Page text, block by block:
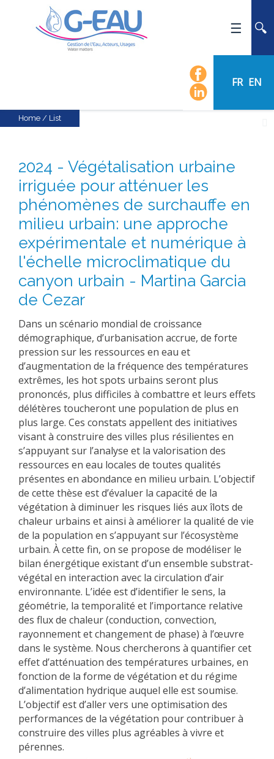
FR EN
NEWS
FLOW CHART
STAFF
TEAMS
RECRUITMENT
RESEARCH
EXPERIMENTAL PLATFORMS
CURRENT PROJECTS
COMPLETED PROJECTS
UMR NETWORKS
REGULAR SEMINARS
TRAINING COURSES
MASTER
ENGINEERING
EDUCATION AND TRAINING
DOCTORAL TRAINING
THESES IN PROGRESS
PRODUCTION
METHODS AND TOOLS
SOFTWARE
PUBLICATIONS SUR HAL
HDR
THESES
WORKING PAPERS
THEMATIC NOTES
FOR THE PUBLIC
Home / List
2024 - Végétalisation urbaine
irriguée pour atténuer les
phénomènes de surchauffe en
milieu urbain: une approche
expérimentale et numérique à
l'échelle microclimatique du
canyon urbain - Martina Garcia
de Cezar
Dans un scénario mondial de croissance
démographique, d’urbanisation accrue, de forte
pression sur les ressources en eau et
d’augmentation de la fréquence des températures
extrêmes, les hot spots urbains seront plus
prononcés, plus difficiles à combattre et leurs effets
délétères toucheront une population de plus en
plus large. Ces constats appellent des initiatives
visant à construire des villes plus résilientes en
s’appuyant sur l’analyse et la valorisation des
ressources en eau locales de toutes qualités
présentes en abondance en milieu urbain. L’objectif
de cette thèse est d’évaluer la capacité de la
végétation à diminuer les risques liés aux îlots de
chaleur urbains et ainsi à améliorer la qualité de vie
de la population en s’appuyant sur l’écosystème
urbain. À cette fin, on se propose de modéliser le
bilan énergétique existant d’un ensemble substrat-
végétal en interaction avec la circulation d’air
environnante. L’idée est d’identifier le sens, la
géométrie, la temporalité et l’importance relative
des flux de chaleur (conduction, convection,
rayonnement et changement de phase) à l’œuvre
dans le système. Nous chercherons à quantifier cet
effet d’atténuation des températures urbaines, en
fonction de la forme de végétation et du régime
d’alimentation hydrique auquel elle est soumise.
L’objectif est d’aller vers une optimisation des
performances de la végétation pour contribuer à
construire des villes plus agréables à vivre et
pérennes.